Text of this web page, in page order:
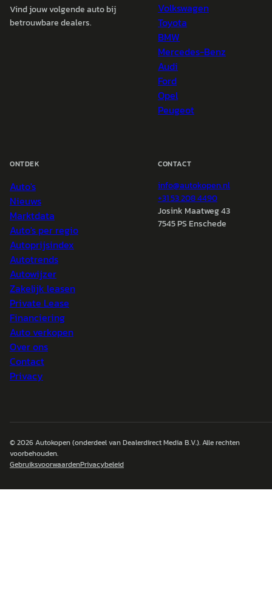
Vind jouw volgende auto bij
betrouwbare dealers.
Volkswagen
Toyota
BMW
Mercedes-Benz
Audi
Ford
Opel
Peugeot
ONTDEK
Auto's
Nieuws
Marktdata
Auto's per regio
Autoprijsindex
Autotrends
Autowijzer
Zakelijk leasen
Private Lease
Financiering
Auto verkopen
Over ons
Contact
Privacy
CONTACT
info@autokopen.nl
+31 53 208 4490
Josink Maatweg 43
7545 PS Enschede
© 2026Autokopen(onderdeel van Dealerdirect Media B.V.). Alle rechten
voorbehouden.
GebruiksvoorwaardenPrivacybeleid